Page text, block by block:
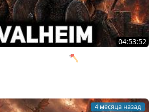
04:53:52
финальному боссу 🪓 Valheim [PC 2021]
4 месяца назад